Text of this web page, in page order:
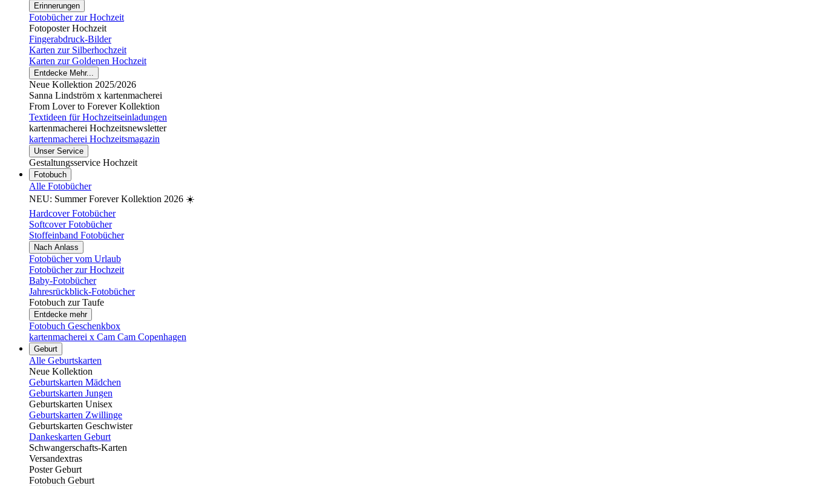
Erinnerungen
Fotobücher zur Hochzeit
Fotoposter Hochzeit
Fingerabdruck-Bilder
Karten zur Silberhochzeit
Karten zur Goldenen Hochzeit
Entdecke Mehr...
Neue Kollektion 2025/2026
Sanna Lindström x kartenmacherei
From Lover to Forever Kollektion
Textideen für Hochzeitseinladungen
kartenmacherei Hochzeitsnewsletter
kartenmacherei Hochzeitsmagazin
Unser Service
Gestaltungsservice Hochzeit
Fotobuch
Alle Fotobücher
NEU: Summer Forever Kollektion 2026 ☀️
Hardcover Fotobücher
Softcover Fotobücher
Stoffeinband Fotobücher
Nach Anlass
Fotobücher vom Urlaub
Fotobücher zur Hochzeit
Baby-Fotobücher
Jahresrückblick-Fotobücher
Fotobuch zur Taufe
Entdecke mehr
Fotobuch Geschenkbox
kartenmacherei x Cam Cam Copenhagen
Geburt
Alle Geburtskarten
Neue Kollektion
Geburtskarten Mädchen
Geburtskarten Jungen
Geburtskarten Unisex
Geburtskarten Zwillinge
Geburtskarten Geschwister
Dankeskarten Geburt
Schwangerschafts-Karten
Versandextras
Poster Geburt
Fotobuch Geburt